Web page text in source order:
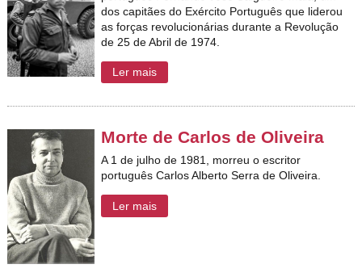
dos capitães do Exército Português que liderou
as forças revolucionárias durante a Revolução
de 25 de Abril de 1974.
Ler mais
Morte de Carlos de Oliveira
A 1 de julho de 1981, morreu o escritor
português Carlos Alberto Serra de Oliveira.
Ler mais